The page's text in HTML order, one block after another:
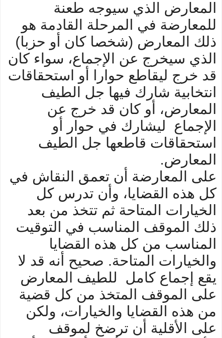
المعارض الذي سيوجه طعنة
للمعارضة في المرحلة القادمة هو
ذلك المعارض (شخصا كان أو حزبا)
الذي سيخرج عن الإجماع، سواء كان
قد خرج ليقاطع حوارا أو استحقاقات
انتخابية شارك فيها جل الطيف
المعارض، أو كان قد خرج عن
الإجماع ليشارك في حوار أو
استحقاقات قاطعها جل الطيف
المعارض.
على المعارضة أن تعمق النقاش في
كل هذه القضايا، وأن تدرس كل
الخيارات المتاحة ثم تتخذ من بعد
ذلك الموقف المناسب في التوقيت
المناسب من كل هذه القضايا
والخيارات المتاحة. صحيح أنه قد لا
يقع إجماع كامل للطيف المعارض
على الموقف المتخذ من كل قضية
من هذه القضايا والخيارات، ولكن
على الأقلية أن ترضخ لموقف